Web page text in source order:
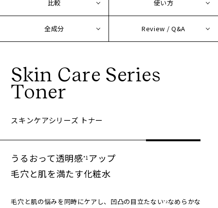
比較 使い方
全成分 Review / Q&A
Skin Care Series
Toner
スキンケアシリーズ トナー
うるおって透明感*1 アップ
毛穴と肌を満たす化粧水
毛穴と肌の悩みを同時にケアし、凹凸の目立たない*2 なめらかな